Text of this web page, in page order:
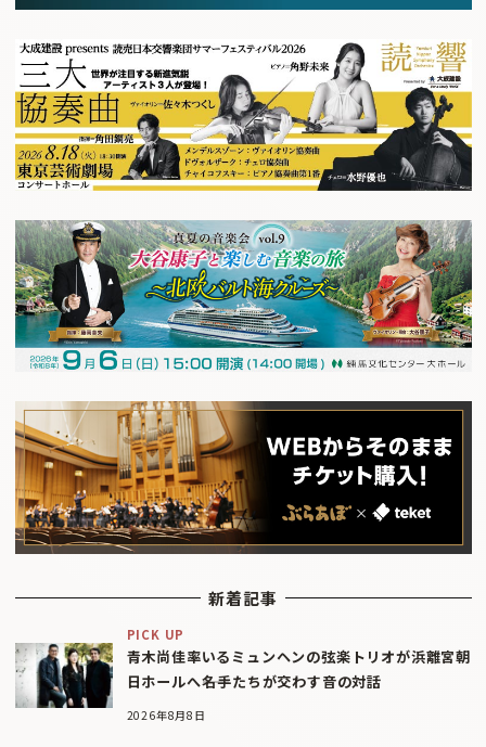
新着記事
PICK UP
青木尚佳率いるミュンヘンの弦楽トリオが浜離宮朝
日ホールへ――名手たちが交わす音の対話
2026年8月8日